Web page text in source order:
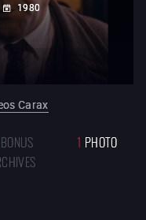
1980
Carax
BONUS
1 PHOTO